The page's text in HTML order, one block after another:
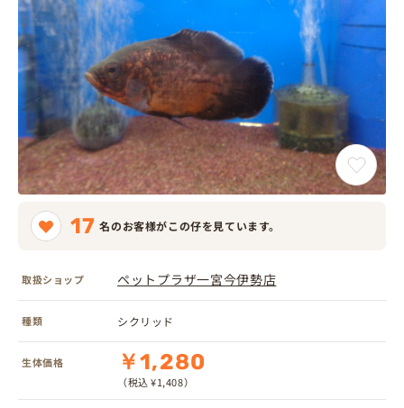
17 名のお客様がこの仔を見ています。
取扱ショップ ペットプラザ一宮今伊勢店
種類 シクリッド
生体価格 ￥1,280
（税込 ¥1,408）